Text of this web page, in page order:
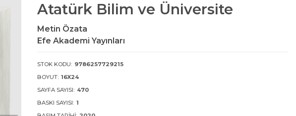
Atatürk Bilim ve Üniversite
Metin Özata
Efe Akademi Yayınları
STOK KODU: 9786257729215
BOYUT: 16X24
SAYFA SAYISI: 470
BASKI SAYISI: 1